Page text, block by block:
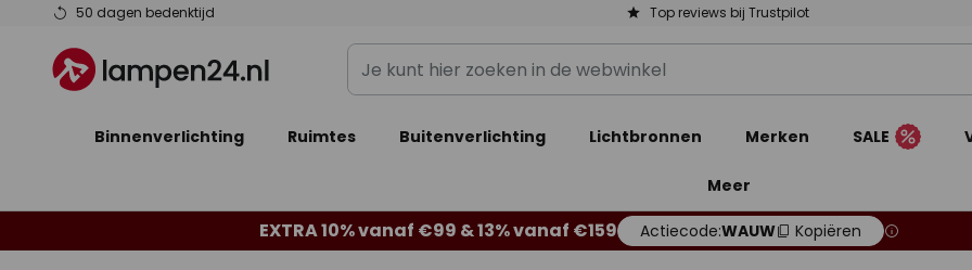
50 dagen bedenktijd Top reviews bij Trustpilot
Ga
de
inhoud
Je
kunt
zoeken
webwinkel
Binnenverlichting Ruimtes Buitenverlichting Lichtbronnen Merken SALE
Meer
EXTRA 10% vanaf €99 & 13% vanaf €159 Actiecode:WAUW Kopiëren